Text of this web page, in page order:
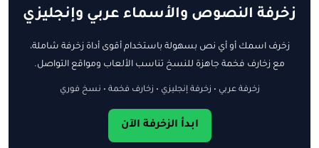
زخرفة النصوص والأسماء عربي وإنجليزي
زخرف اسمك أو أي نص بسهولة باستخدام أقوى أداة زخرفة شاملة،
مع زخارف فخمة جاهزة للنسخ تناسب الألعاب ومواقع التواصل.
زخرفة عربي • زخرفة إنجليزي • زخارف فخمة • نسخ فوري
ابدأ الزخرفة الآن